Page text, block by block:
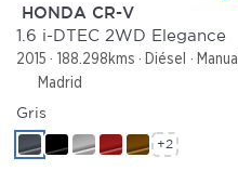
HONDA CR-V
1.6 i-DTEC 2WD Elegance
2015 188.298kms Diésel
Manual
Madrid
Gris
+2